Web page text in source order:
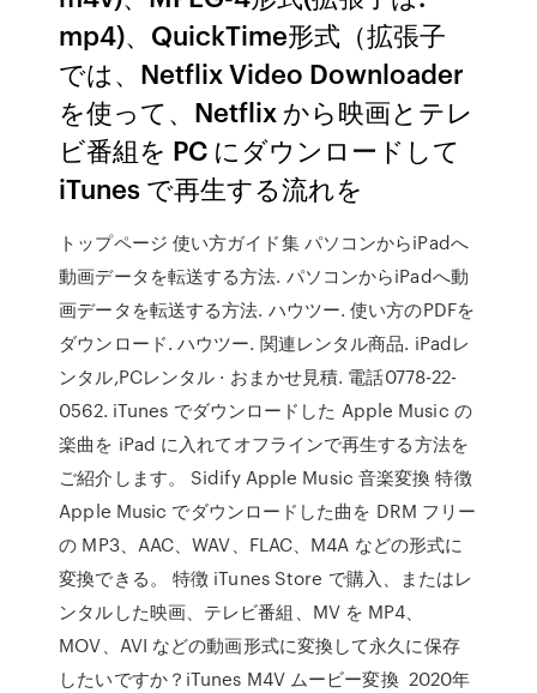
mp4)、QuickTime形式（拡張子
では、Netflix Video Downloader
を使って、Netflix から映画とテレ
ビ番組を PC にダウンロードして
iTunes で再生する流れを
トップページ 使い方ガイド集 パソコンからiPadへ
動画データを転送する方法. パソコンからiPadへ動
画データを転送する方法. ハウツー. 使い方のPDFを
ダウンロード. ハウツー. 関連レンタル商品. iPadレ
ンタル,PCレンタル · おまかせ見積. 電話0778-22-
0562. iTunes でダウンロードした Apple Music の
楽曲を iPad に入れてオフラインで再生する方法を
ご紹介します。 Sidify Apple Music 音楽変換 特徴
Apple Music でダウンロードした曲を DRM フリー
の MP3、AAC、WAV、FLAC、M4A などの形式に
変換できる。 特徴 iTunes Store で購入、またはレ
ンタルした映画、テレビ番組、MV を MP4、
MOV、AVI などの動画形式に変換して永久に保存
したいですか？iTunes M4V ムービー変換 2020年